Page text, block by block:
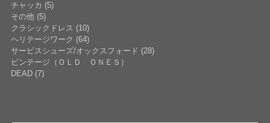
チャッカ (5)
その他 (5)
クラシックドレス (10)
ヘリテージワーク (64)
サービスシューズ/オックスフォード (28)
ビンテージ（ＯＬＤ ＯＮＥＳ）
DEAD (7)